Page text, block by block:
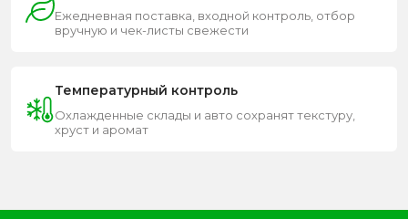
Ежедневная поставка, входной контроль, отбор
вручную и чек-листы свежести
Температурный контроль
Охлажденные склады и авто сохранят текстуру,
хруст и аромат